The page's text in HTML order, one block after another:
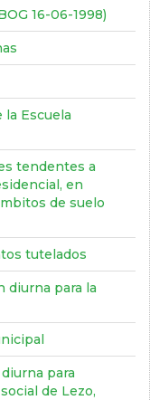
16-06-1998)
Escuela
tendentes a
en
de suelo
tutelados
diurna para la
para
de Lezo,